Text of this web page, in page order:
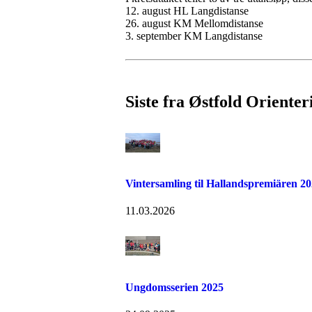
12. august HL Langdistanse
26. august KM Mellomdistanse
3. september KM Langdistanse
Siste fra Østfold
Vintersamling til Hallandspremiären
11.03.2026
Ungdomsserien 2025